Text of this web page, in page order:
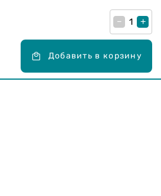
– +
Добавить в корзину